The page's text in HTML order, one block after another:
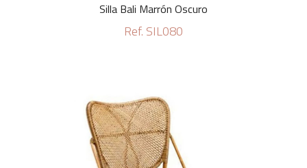
Silla Bali Marrón Oscuro
Ref. SIL080